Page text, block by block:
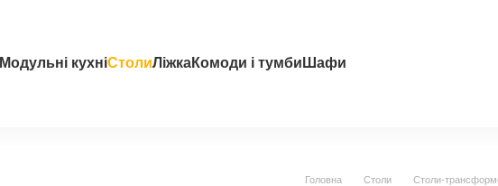
Модульні кухніСтолиЛіжкаКомоди і тумби Шафи
Головна Столи Столи-